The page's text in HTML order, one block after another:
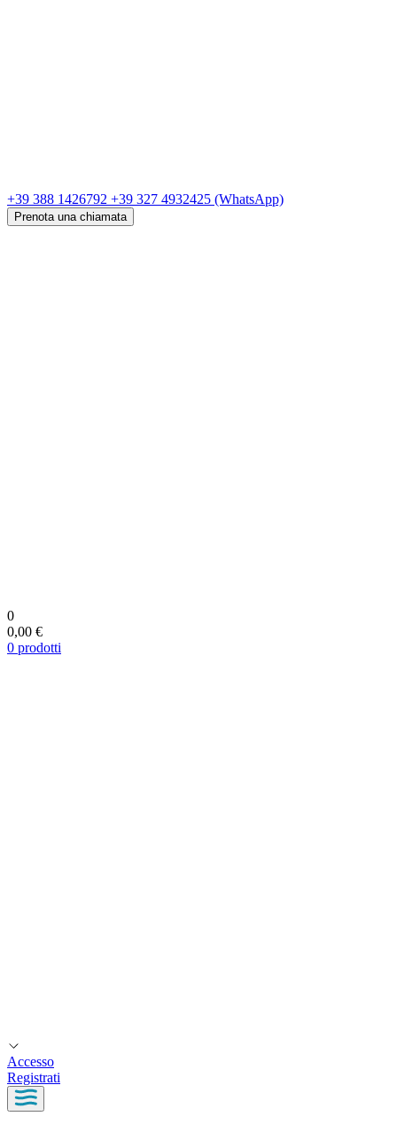
+39 388 1426792 +39 327 4932425 (WhatsApp)
Prenota una chiamata
0
0,00 €
0 prodotti
Accesso
Registrati